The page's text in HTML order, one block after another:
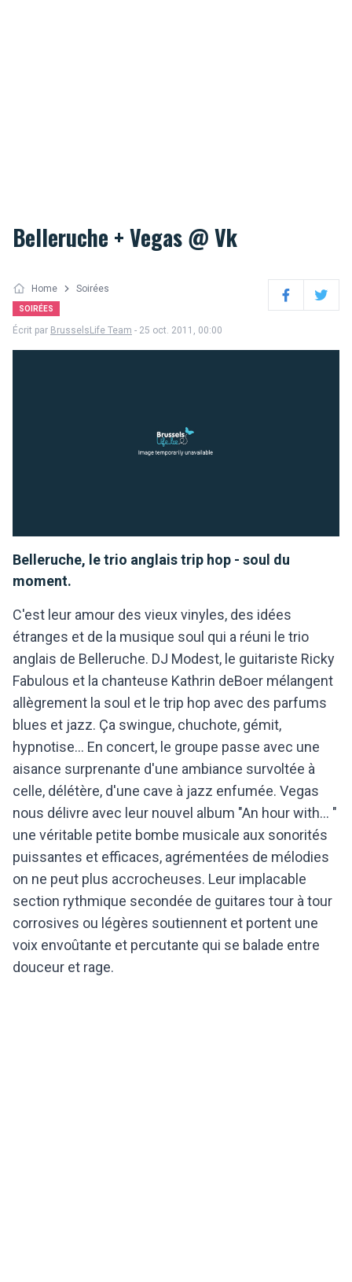
Belleruche + Vegas @ Vk
Home Soirées
SOIRÉES FacebookTwitter
Écrit par BrusselsLife Team - 25 oct. 2011, 00:00
Belleruche, le trio anglais trip hop - soul du
moment.
C'est leur amour des vieux vinyles, des idées
étranges et de la musique soul qui a réuni le trio
anglais de Belleruche. DJ Modest, le guitariste Ricky
Fabulous et la chanteuse Kathrin deBoer mélangent
allègrement la soul et le trip hop avec des parfums
blues et jazz. Ça swingue, chuchote, gémit,
hypnotise... En concert, le groupe passe avec une
aisance surprenante d'une ambiance survoltée à
celle, délétère, d'une cave à jazz enfumée. Vegas
nous délivre avec leur nouvel album "An hour with... "
une véritable petite bombe musicale aux sonorités
puissantes et efficaces, agrémentées de mélodies
on ne peut plus accrocheuses. Leur implacable
section rythmique secondée de guitares tour à tour
corrosives ou légères soutiennent et portent une
voix envoûtante et percutante qui se balade entre
douceur et rage.